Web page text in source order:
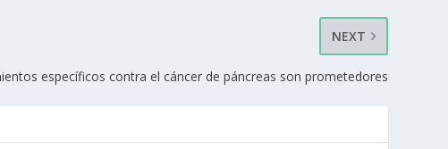
NEXT
específicos contra el cáncer de páncreas son prometedores